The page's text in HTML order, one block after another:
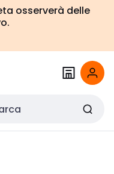
osserverà delle